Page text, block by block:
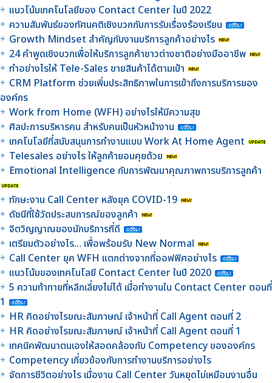
แนวโน้มเทคโนโลยีของ Contact Center ในปี 2022
ความสัมพันธ์ของทัศนคติเชิงบวกกับการรับเรื่องร้องเรียน
Growth Mindset สำคัญกับงานบริการลูกค้าอย่างไร
24 คำพูดเชิงบวกเพื่อให้บริการลูกค้าชาวต่างชาติอย่างมืออาชีพ
ทำอย่างไรให้ Tele-Sales ขายสินค้าได้ตามเป้า
CRM Platform ช่วยเพิ่มประสิทธิภาพในการเข้าถึงการบริการของ
องค์กร
Work from Home (WFH) อย่างไรให้มีความสุข
ศิลปะการบริหารคน สำหรับคนเป็นหัวหน้างาน
เทคโนโลยีที่สนับสนุนการทำงานแบบ Work At Home Agent
Telesales อย่างไร ให้ลูกค้ายอมคุยด้วย
Emotional Intelligence กับการพัฒนาคุณภาพการบริการลูกค้า
ทักษะงาน Call Center หลังยุค COVID-19
ดัชนีที่ใช้วัดประสบการณ์ของลูกค้า
จิตวิญญาณของนักบริการที่ดี
เตรียมตัวอย่างไร… เพื่อพร้อมรับ New Normal
Call Center ยุค WFH แตกต่างจากที่ออฟฟิศอย่างไร
แนวโน้มของเทคโนโลยี Contact Center ในปี 2020
5 ความท้าทายที่หลีกเลี่ยงไม่ได้ เมื่อทำงานใน Contact Center ตอนที่
1
HR คิดอย่างไรขณะสัมภาษณ์ เจ้าหน้าที่ Call Agent ตอนที่ 2
HR คิดอย่างไรขณะสัมภาษณ์ เจ้าหน้าที่ Call Agent ตอนที่ 1
เทคนิคพัฒนาตนเองให้สอดคล้องกับ Competency ขององค์กร
Competency เกี่ยวข้องกับการทำงานบริการอย่างไร
จัดการชีวิตอย่างไร เมื่องาน Call Center วันหยุดไม่เหมือนงานอื่น